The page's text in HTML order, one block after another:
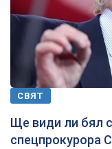
СВЯТ
Ще види ли бял
спецпрокурора